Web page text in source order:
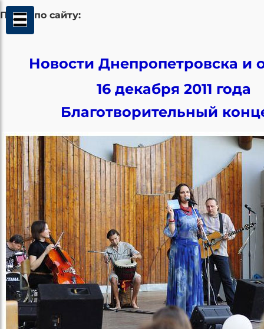
Поиск по сайту:
Новости Днепропетровска и
16 декабря 2011 года
Благотворительный